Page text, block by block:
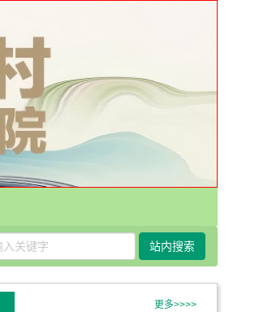
站内搜索
更多>>>>